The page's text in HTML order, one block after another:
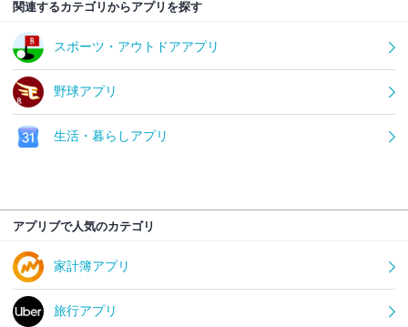
関連するカテゴリからアプリを探す
スポーツ・アウトドアアプリ
野球アプリ
生活・暮らしアプリ
アプリブで人気のカテゴリ
家計簿アプリ
旅行アプリ